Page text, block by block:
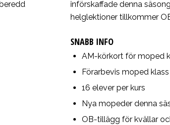
införskaffade denna
helglektioner tillkommer
SNABB INFO
AM-körkort för moped
Förarbevis moped klass
16 elever per kurs
Nya mopeder denna
OB-tillägg för kvällar